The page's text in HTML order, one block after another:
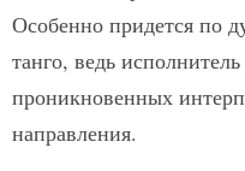
Особенно придется по
танго, ведь
проникновенных
направления.